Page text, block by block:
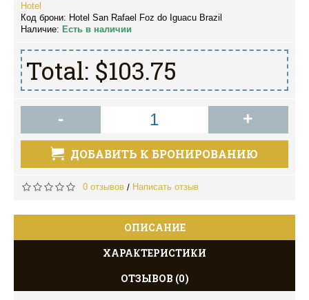
Hotel
Код брони: Hotel San Rafael Foz do Iguacu Brazil
Наличие: Есть в наличии
Total: $103.75
- +
ДОБАВИТЬ К БРОНИРОВАНИЮ
0 отзывов / Написать отзыв
ОПИСАНИЕ
ХАРАКТЕРИСТИКИ
ОТЗЫВОВ (0)